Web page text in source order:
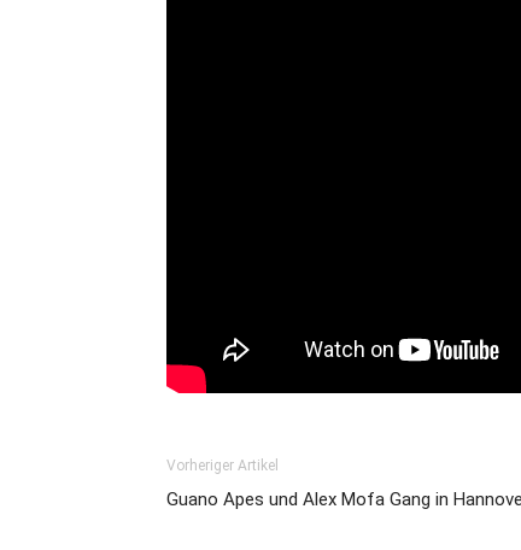
Vorheriger Artikel
Guano Apes und Alex Mofa Gang in